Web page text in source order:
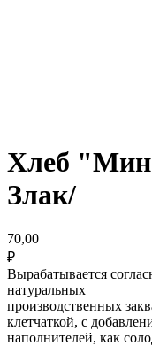
Хлеб
Злак/
70,00
₽
Вырабатывается
натуральных
производственных
клетчаткой, с
наполнителей, как